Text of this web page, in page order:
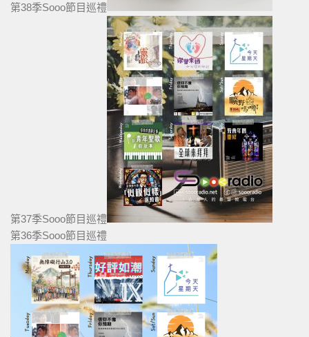
第38季Sooo節目巡禮
第37季Sooo節目巡禮
第36季Sooo節目巡禮